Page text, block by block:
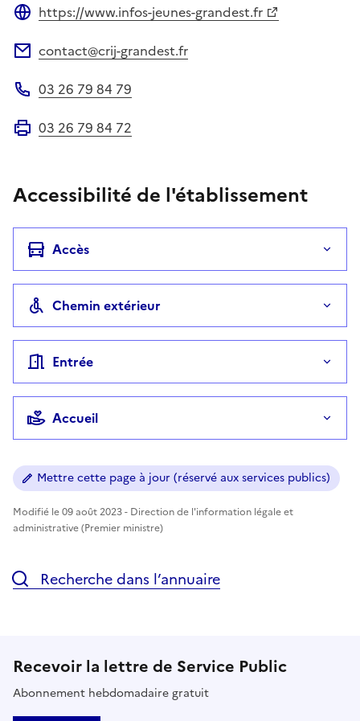
https://www.infos-jeunes-grandest.fr
contact@crij-grandest.fr
03 26 79 84 79
03 26 79 84 72
Accessibilité de l'établissement
Accès
Chemin extérieur
Entrée
Accueil
Mettre cette page à jour (réservé aux services publics)
Modifié le 09 août 2023 - Direction de l'information légale et
administrative (Premier ministre)
Recherche dans l’annuaire
Recevoir la lettre de Service Public
Abonnement hebdomadaire gratuit